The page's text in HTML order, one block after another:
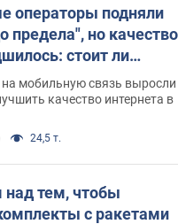
операторы подняли
предела", но качество
стоит ли
на цены
мобильную связь выросли
качество интернета в
24,5 т.
над тем, чтобы
с ракетами